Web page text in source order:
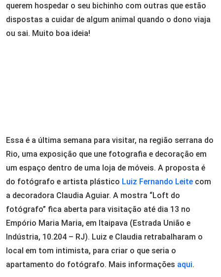
querem hospedar o seu bichinho com outras que estão
dispostas a cuidar de algum animal quando o dono viaja
ou sai. Muito boa ideia!
Essa é a última semana para visitar, na região serrana do
Rio, uma exposição que une fotografia e decoração em
um espaço dentro de uma loja de móveis. A proposta é
do fotógrafo e artista plástico Luiz Fernando Leite com
a decoradora Claudia Aguiar. A mostra “Loft do
fotógrafo” fica aberta para visitação até dia 13 no
Empório Maria Maria, em Itaipava (Estrada União e
Indústria, 10.204 – RJ). Luiz e Claudia retrabalharam o
local em tom intimista, para criar o que seria o
apartamento do fotógrafo. Mais informações aqui.